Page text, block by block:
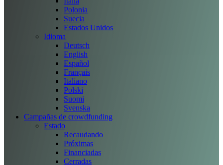
Polonia
Suecia
Estados Unidos
Idioma
Deutsch
English
Español
Français
Italiano
Polski
Suomi
Svenska
Campañas de crowdfunding
Estado
Recaudando
Próximas
Financiadas
Cerradas